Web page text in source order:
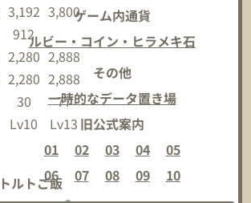
ゲーム内通貨
ルビー・コイン・ヒラメキ石
その他
一時的なデータ置き場
旧公式案内
01
02 03 04
05
06
07 08 09 10
3,192 3,800
912
2,280 2,888
2,280 2,888
30 77
Lv10 Lv13
ルトご飯